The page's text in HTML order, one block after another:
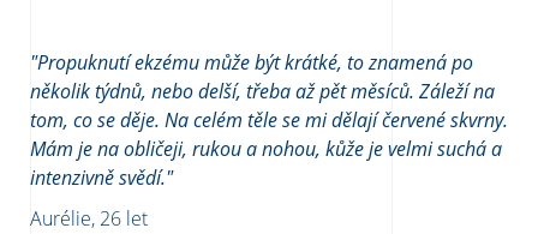
"Propuknutí ekzému může být krátké, to znamená po
několik týdnů, nebo delší, třeba až pět měsíců. Záleží na
tom, co se děje. Na celém těle se mi dělají červené skvrny.
Mám je na obličeji, rukou a nohou, kůže je velmi suchá a
intenzivně svědí."
Aurélie, 26 let